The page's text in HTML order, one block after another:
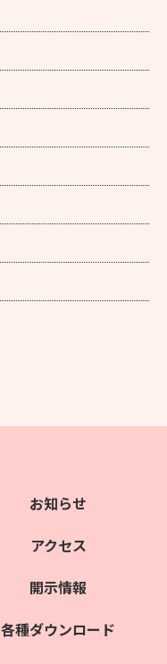
お知らせ
アクセス
開示情報
各種ダウンロード